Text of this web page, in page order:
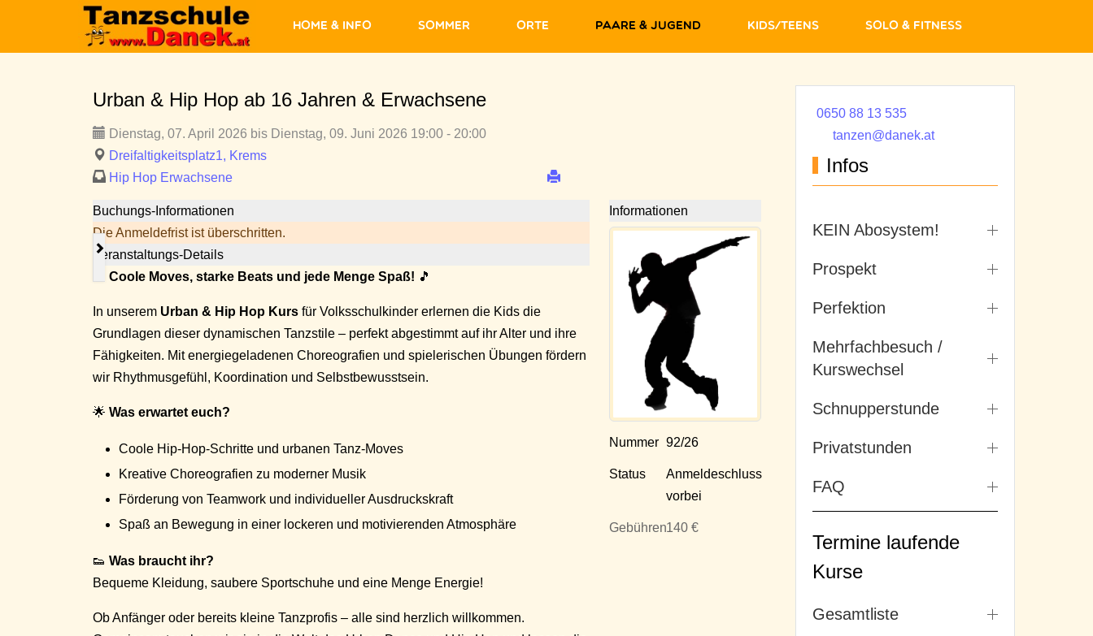
Home & Info Sommer Orte Paare & Jugend Kids/Teens Solo & Fitness
Urban & Hip Hop ab 16 Jahren & Erwachsene
Dienstag, 07. April 2026 bis Dienstag, 09. Juni 2026 19:00 - 20:00
Dreifaltigkeitsplatz1, Krems
Hip Hop Erwachsene
Buchungs-Informationen
Die Anmeldefrist ist überschritten.
Veranstaltungs-Details
Coole Moves, starke Beats und jede Menge Spaß! 🎵
In unserem Urban & Hip Hop Kurs für Volksschulkinder erlernen die Kids die
Grundlagen dieser dynamischen Tanzstile – perfekt abgestimmt auf ihr Alter und ihre
Fähigkeiten. Mit energiegeladenen Choreografien und spielerischen Übungen fördern
wir Rhythmusgefühl, Koordination und Selbstbewusstsein.
🌟 Was erwartet euch?
Coole Hip-Hop-Schritte und urbanen Tanz-Moves
Kreative Choreografien zu moderner Musik
Förderung von Teamwork und individueller Ausdruckskraft
Spaß an Bewegung in einer lockeren und motivierenden Atmosphäre
👟 Was braucht ihr?
Bequeme Kleidung, saubere Sportschuhe und eine Menge Energie!
Ob Anfänger oder bereits kleine Tanzprofis – alle sind herzlich willkommen.
Informationen
Nummer 92/26
Status
Anmeldeschluss
vorbei
Gebühren140 €
0650 88 13 535
tanzen@danek.at
Infos
KEIN Abosystem!
Prospekt
Perfektion
Mehrfachbesuch /
Kurswechsel
Schnupperstunde
Privatstunden
FAQ
Termine laufende
Kurse
Gesamtliste